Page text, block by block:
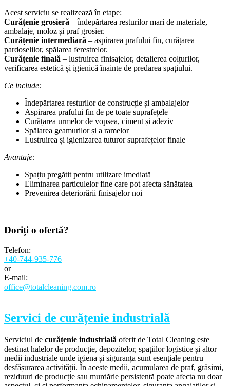
Acest serviciu se realizează în etape:
Curățenie grosieră – îndepărtarea resturilor mari de materiale,
ambalaje, moloz și praf grosier.
Curățenie intermediară – aspirarea prafului fin, curățarea
pardoselilor, spălarea ferestrelor.
Curățenie finală – lustruirea finisajelor, detalierea colțurilor,
verificarea estetică și igienică înainte de predarea spațiului.
Ce include:
Îndepărtarea resturilor de construcție și ambalajelor
Aspirarea prafului fin de pe toate suprafețele
Curățarea urmelor de vopsea, ciment și adeziv
Spălarea geamurilor și a ramelor
Lustruirea și igienizarea tuturor suprafețelor finale
Avantaje:
Spațiu pregătit pentru utilizare imediată
Eliminarea particulelor fine care pot afecta sănătatea
Prevenirea deteriorării finisajelor noi
Doriți o ofertă?
Telefon:
+40-744-935-776
or
E-mail:
office@totalcleaning.com.ro
Servici de curățenie industrială
Serviciul de curățenie industrială oferit de Total Cleaning este
destinat halelor de producție, depozitelor, spațiilor logistice și altor
medii industriale unde igiena și siguranța sunt esențiale pentru
desfășurarea activității. În aceste medii, acumularea de praf, grăsimi,
reziduuri de producție sau murdărie persistentă poate afecta nu doar